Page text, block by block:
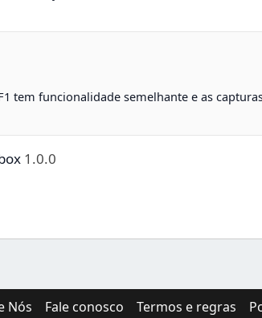
tem funcionalidade semelhante e as
1.0.0
Nós Fale conosco Termos e regras